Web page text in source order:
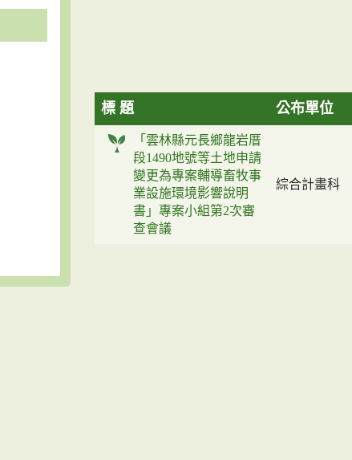
標 題 公布單位
「雲林縣元長鄉龍岩厝
段1490地號等土地申請
變更為專案輔導畜牧事
業設施環境影響說明
書」專案小組第2次審
查會議
綜合計畫科